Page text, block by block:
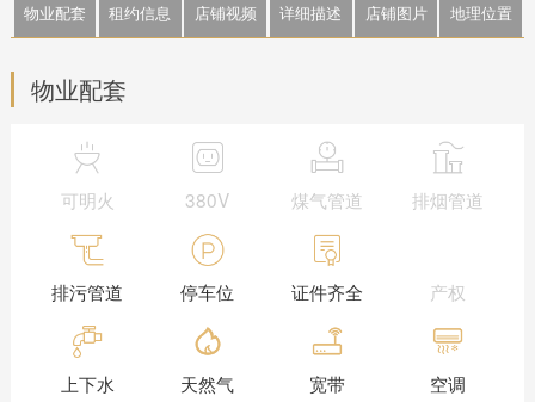
物业配套 租约信息 店铺视频 详细描述 店铺图片 地理位置
物业配套
可明火 380V 煤气管道 排烟管道
排污管道 停车位 证件齐全 产权
上下水 天然气 宽带 空调